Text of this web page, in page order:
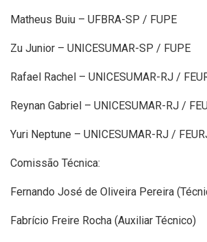
Matheus Buiu – UFBRA-SP / FUPE
Zu Junior – UNICESUMAR-SP / FUPE
Rafael Rachel – UNICESUMAR-RJ /
Reynan Gabriel – UNICESUMAR-RJ /
Yuri Neptune – UNICESUMAR-RJ /
Comissão Técnica:
Fernando José de Oliveira Pereira
Fabrício Freire Rocha (Auxiliar Técnico)